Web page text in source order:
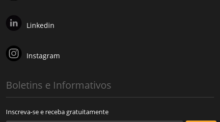
Linkedin
Instagram
Boletins e Informativos
Inscreva-se e receba gratuitamente